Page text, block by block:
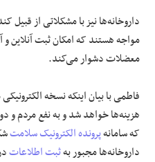
داروخانه‌ها نیز با مشکلاتی از قبیل
مواجه هستند که امکان ثبت آنلاین و
معضلات دشوار می‌کند.
فاطمی با بیان اینکه نسخه
هزینه‌ها خواهد شد و به نفع مردم
که سامانهپرونده الکترونیک سلامت
داروخانه‌ها مجبور بهثبت اطلاعات